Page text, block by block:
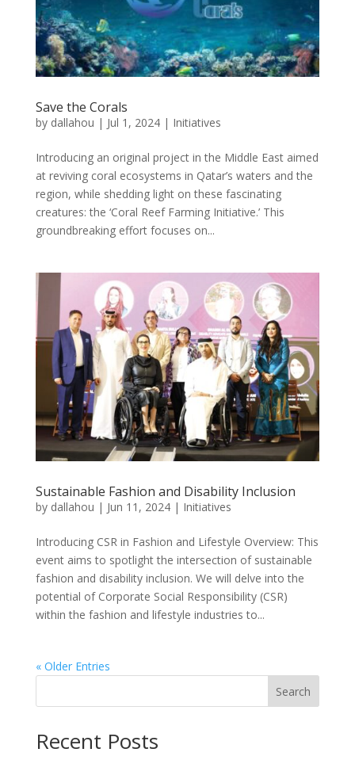
Save the Corals
by dallahou | Jul 1, 2024| Initiatives
Introducing an original project in the Middle East aimed
at reviving coral ecosystems in Qatar’s waters and the
region, while shedding light on these fascinating
creatures: the ‘Coral Reef Farming Initiative.’ This
groundbreaking effort focuses on...
Sustainable Fashion and Disability Inclusion
by dallahou | Jun 11, 2024| Initiatives
Introducing CSR in Fashion and Lifestyle Overview: This
event aims to spotlight the intersection of sustainable
fashion and disability inclusion. We will delve into the
potential of Corporate Social Responsibility (CSR)
within the fashion and lifestyle industries to...
« Older Entries
Search
Recent Posts